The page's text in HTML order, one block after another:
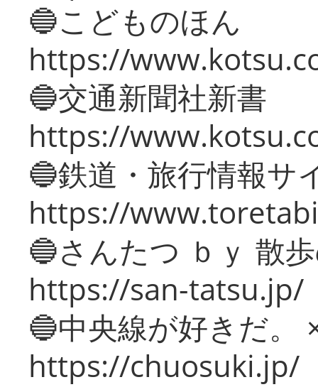
🔵こどものほん
https://
🔵交通新聞社新書
https://
🔵鉄道・旅行情報サ
https://
🔵さんたつ ｂｙ 散
https://san-tatsu.jp/
🔵中央線が好きだ。
https://chuosuki.jp/